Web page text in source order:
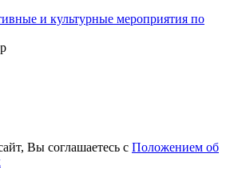
и культурные мероприятия по
Вы соглашаетесь с Положением об